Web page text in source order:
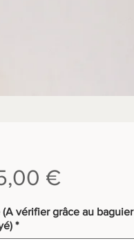
€Prix
(A vérifier grâce au baguier
*